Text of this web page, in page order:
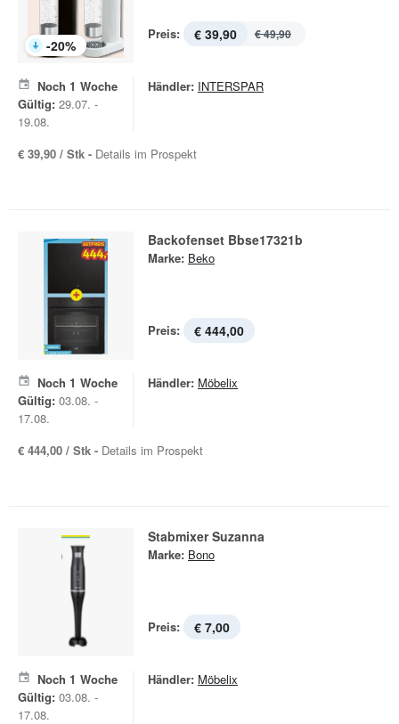
-20%
Preis: € 39,90 € 49,90
Noch 1 Woche
Gültig: 29.07. -
19.08.
Händler: INTERSPAR
€ 39,90 / Stk - Details im Prospekt
Backofenset Bbse17321b
Marke: Beko
Preis: € 444,00
Noch 1 Woche
Gültig: 03.08. -
17.08.
Händler: Möbelix
€ 444,00 / Stk - Details im Prospekt
Stabmixer Suzanna
Marke: Bono
Preis: € 7,00
Noch 1 Woche
Gültig: 03.08. -
17.08.
Händler: Möbelix